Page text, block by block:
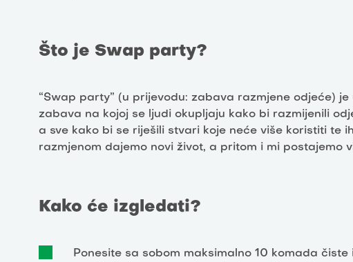
Što je Swap party?
“Swap party” (u prijevodu: zabava razmjene odjeće)
zabava na kojoj se ljudi okupljaju kako bi razmijenili
a sve kako bi se riješili stvari koje neće više koristiti te
razmjenom dajemo novi život, a pritom i mi postajemo
Kako će izgledati?
Ponesite sa sobom maksimalno 10 komada čiste